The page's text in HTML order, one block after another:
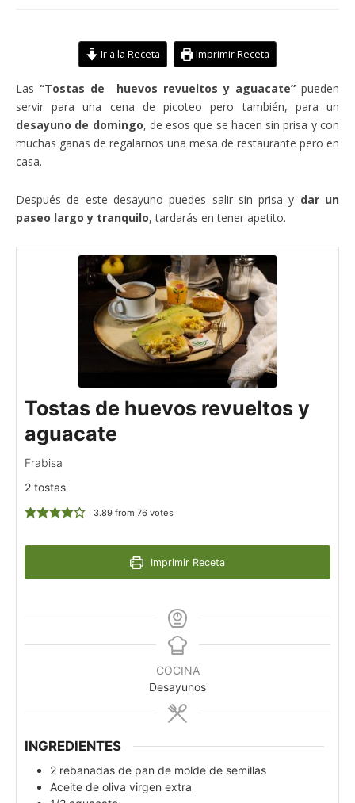
Ir a la Receta Imprimir Receta
Las“Tostas de huevos revueltos y aguacate”pueden
servir para una cena de picoteo pero también, para un
desayuno de domingo, de esos que se hacen sin prisa y con
muchas ganas de regalarnos una mesa de restaurante pero en
casa.
Después de este desayuno puedes salir sin prisa y dar un
paseo largo y tranquilo, tardarás en tener apetito.
Tostas de huevos revueltos y
aguacate
Frabisa
2 tostas
3.89from 76votes
Imprimir Receta
COCINA
Desayunos
INGREDIENTES
2 rebanadas de pan de molde de semillas
Aceite de oliva virgen extra